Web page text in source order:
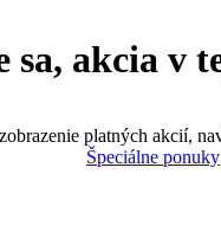
sa, akcia v
platných akcií,
Špeciálne ponuky